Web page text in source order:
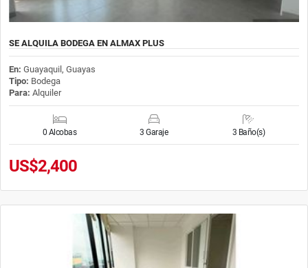
SE ALQUILA BODEGA EN ALMAX PLUS
En: Guayaquil, Guayas
Tipo: Bodega
Para: Alquiler
0 Alcobas 3 Garaje 3 Baño(s)
US$2,400